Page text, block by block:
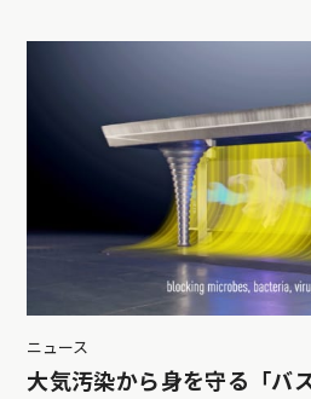
ニュース
大気汚染から身を守る「バ